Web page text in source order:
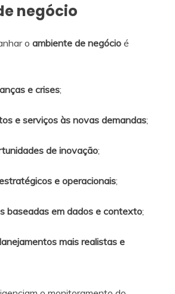
negócio
o ambiente de negócio é
e crises;
e serviços às novas demandas;
de inovação;
e operacionais;
baseadas em dados e contexto;
mais realistas e